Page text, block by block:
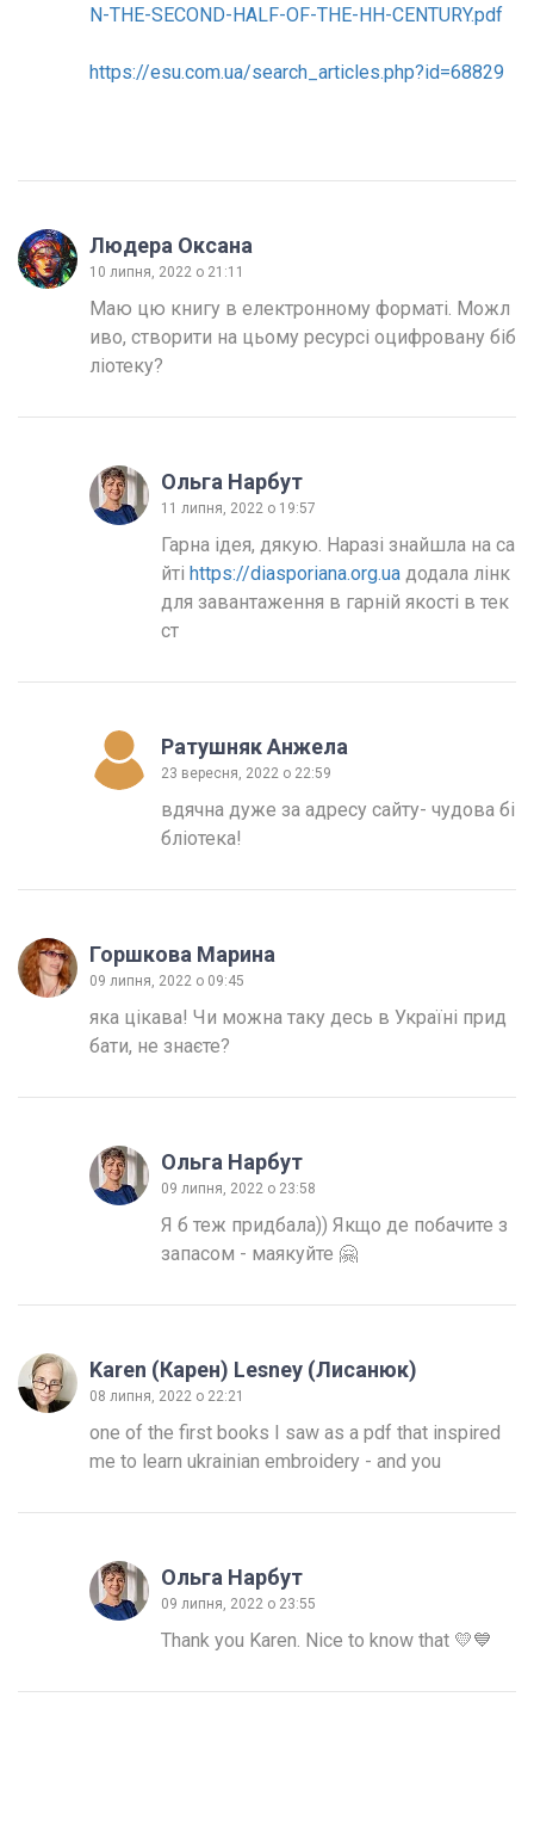
N-THE-SECOND-HALF-OF-THE-HH-CENTURY.pdf
https://esu.com.ua/search_articles.php?id=68829
Людера Оксана
10 липня, 2022 о 21:11
Маю цю книгу в електронному форматі. Можл
иво, створити на цьому ресурсі оцифровану біб
ліотеку?
Ольга Нарбут
11 липня, 2022 о 19:57
Гарна ідея, дякую. Наразі знайшла на са
йті https://diasporiana.org.ua додала лінк
для завантаження в гарній якості в тек
ст
Ратушняк Анжела
23 вересня, 2022 о 22:59
вдячна дуже за адресу сайту- чудова бі
бліотека!
Горшкова Марина
09 липня, 2022 о 09:45
яка цікава! Чи можна таку десь в Україні прид
бати, не знаєте?
Ольга Нарбут
09 липня, 2022 о 23:58
Я б теж придбала)) Якщо де побачите з
запасом - маякуйте 🤗
Karen (Карен) Lesney (Лисанюк)
08 липня, 2022 о 22:21
one of the first books I saw as a pdf that inspired
me to learn ukrainian embroidery - and you
Ольга Нарбут
09 липня, 2022 о 23:55
Thank you Karen. Nice to know that 💛💙